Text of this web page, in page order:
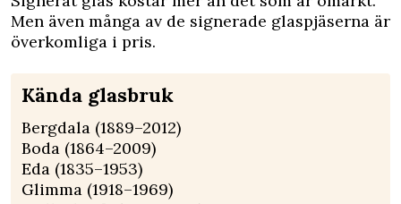
Men även många av de signerade glaspjäserna är
överkomliga i pris.
Kända ­glasbruk
Bergdala (1889–2012)
Boda (1864–2009)
Eda (1835–1953)
Glimma (1918–1969)